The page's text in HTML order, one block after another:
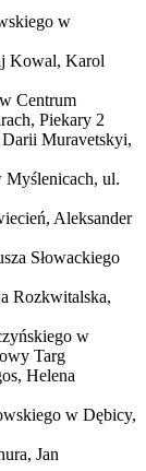
w
Kowal, Karol
Centrum
Piekary 2
Muravetskyi,
Myślenicach, ul.
Aleksander
Słowackiego
Rozkwitalska,
w
Targ
Helena
w Dębicy,
Jan